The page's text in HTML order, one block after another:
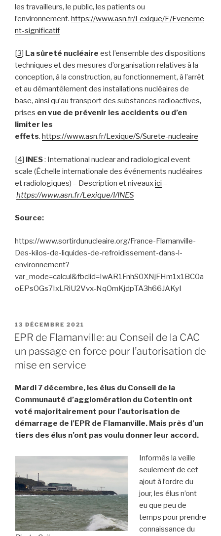
les travailleurs, le public, les patients ou
l’environnement. https://www.asn.fr/Lexique/E/Eveneme
nt-significatif
[3] La sûreté nucléaire est l’ensemble des dispositions
techniques et des mesures d’organisation relatives à la
conception, à la construction, au fonctionnement, à l’arrêt
et au démantèlement des installations nucléaires de
base, ainsi qu’au transport des substances radioactives,
prises en vue de prévenir les accidents ou d’en
limiter les
effets. https://www.asn.fr/Lexique/S/Surete-nucleaire
[4] INES: International nuclear and radiological event
scale (Échelle internationale des événements nucléaires
et radiologiques) – Description et niveauxici –
https://www.asn.fr/Lexique/I/INES
Source:
https://www.sortirdunucleaire.org/France-Flamanville-
Des-kilos-de-liquides-de-refroidissement-dans-l-
environnement?
var_mode=calcul&fbclid=IwAR1FnhS0XNjFHm1x1BC0a
oEPsOGs7IxLRiU2Vvx-NqOmKjdpTA3h66JAKyI
PUBLIÉ
LE
13 DÉCEMBRE 2021
EPR de Flamanville: au Conseil de la CAC
un passage en force pour l’autorisation de
mise en service
Mardi 7 décembre, les élus du Conseil de la
Communauté d’agglomération du Cotentin ont
voté majoritairement pour l’autorisation de
démarrage de l’EPR de Flamanville. Mais près d’un
tiers des élus n’ont pas voulu donner leur accord.
Informés la veille
seulement de cet
ajout à l’ordre du
jour, les élus n’ont
eu que peu de
temps pour prendre
connaissance du